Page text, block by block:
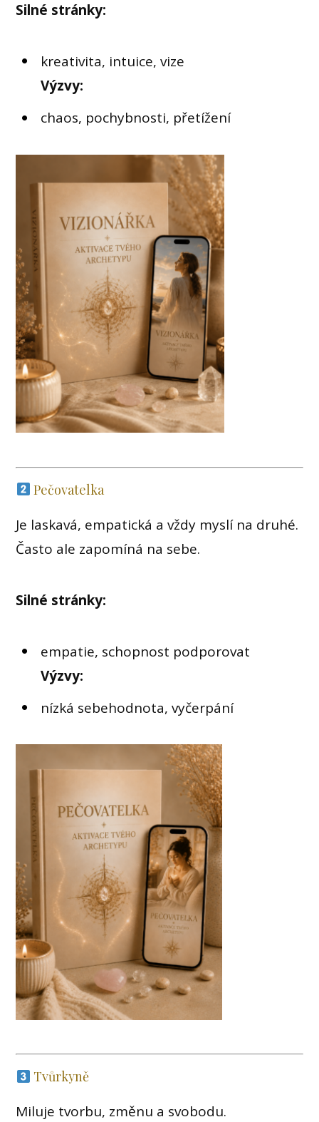
Silné stránky:
kreativita, intuice, vize
Výzvy:
chaos, pochybnosti, přetížení
Pečovatelka
Je laskavá, empatická a vždy myslí na druhé.
Často ale zapomíná na sebe.
Silné stránky:
empatie, schopnost podporovat
Výzvy:
nízká sebehodnota, vyčerpání
Tvůrkyně
Miluje tvorbu, změnu a svobodu.